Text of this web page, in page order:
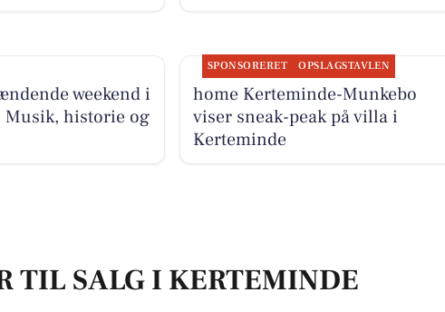
weekend i
Musik, historie og
SPONSORERET OPSLAGSTAVLEN
home Kerteminde-Munkebo
viser sneak-peak på villa i
Kerteminde
TIL SALG I KERTEMINDE